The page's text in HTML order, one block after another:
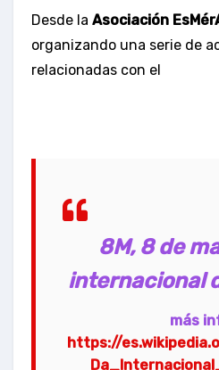
Desde la Asociación
organizando una serie de
relacionadas con el
8M, 8 de
internacional
más
https://